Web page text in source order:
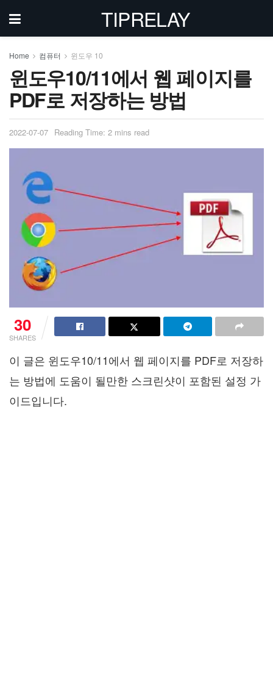
TIPRELAY
Home 컴퓨터 윈도우 10
윈도우10/11에서 웹 페이지를
PDF로 저장하는 방법
2022-07-07 Reading Time: 2 mins read
30
SHARES
이 글은 윈도우10/11에서 웹 페이지를 PDF로 저장하
는 방법에 도움이 될만한 스크린샷이 포함된 설정 가
이드입니다.